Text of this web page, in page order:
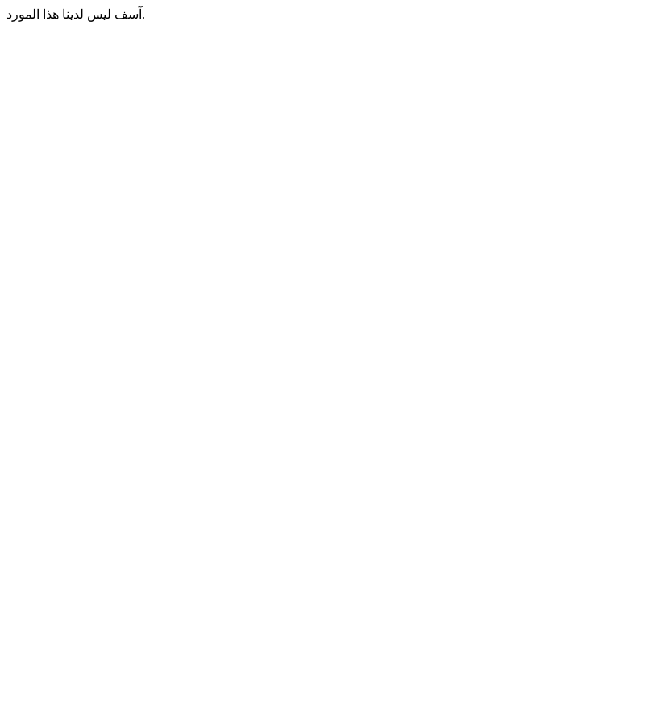
آسف ليس لدينا هذا المورد.